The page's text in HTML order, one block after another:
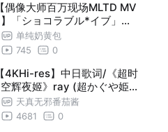
【偶像大师百万现场MLTD MV
】「ショコラブル*イブ」（
周防桃子solo）
单纯奶黄包
745
0
【4KHi-res】中日歌词/《超时
空辉夜姬》ray (超かぐや姫！
）完整版
天真无邪番茄酱
4681
0